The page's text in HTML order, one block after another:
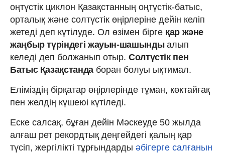
оңтүстік циклон Қазақстанның оңтүстік-батыс,
орталық және солтүстік өңірлеріне дейін келіп
жетеді деп күтілуде. Ол өзімен бірге қар және
жаңбыр түріндегі жауын-шашынды алып
келеді деп болжанып отыр. Солтүстік пен
Батыс Қазақстандаборан болуы ықтимал.
Еліміздің бірқатар өңірлерінде тұман, көктайғақ
пен желдің күшеюі күтіледі.
Еске салсақ, бұған дейін Мәскеуде 50 жылда
алғаш рет рекордтық деңгейдегі қалың қар
түсіп, жергілікті тұрғындарды әбігерге салғанын